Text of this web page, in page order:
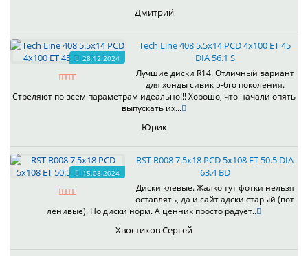
Дмитрий
28.12.2024
Tech Line 408 5.5x14 PCD 4x100 ET 45
DIA 56.1 S
Лучшие диски R14. Отличный вариант
для хонды сивик 5-6го поколения.
Стреляют по всем параметрам идеально!!! Хорошо, что начали опять
выпускать их...
Юрик
15.08.2024
RST R008 7.5x18 PCD 5x108 ET 50.5 DIA
63.4 BD
Диски клевые. Жалко тут фотки нельзя
оставлять, да и сайт адски старый (вот
ленивые). Но диски норм. А ценник просто радует..
Хвостиков Сергей